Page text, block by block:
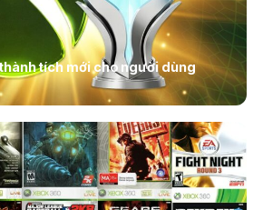
tích mới cho người dùng